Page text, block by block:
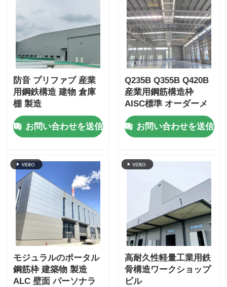
鉄骨構造鶏舎
鉄骨造多階建て
産業用鋼構造物
公共鉄骨造の建物
商業用鋼材の構造
プリファブ 製鋼構造
防音 プリファブ 産業
用鋼鉄構造 建物 倉庫
棚 製造
お問い合わせを送信
Q235B Q355B Q420B
産業用鋼筋構造枠
AISC標準 オーダーメ
イド
お問い合わせを送信
モジュラルのポータル
鋼筋枠 建築物 製造
ALC 壁面 パーソナラ
高耐久性軽量工業用鉄
骨構造ワークショップ
ビル